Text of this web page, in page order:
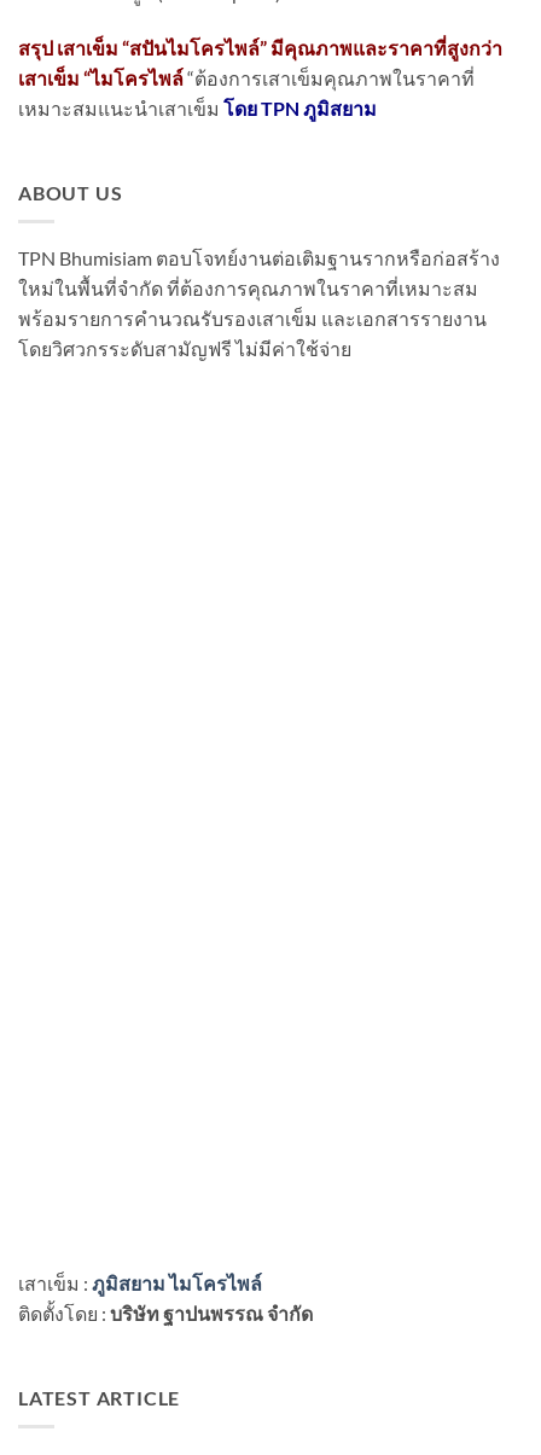
สรุป เสาเข็ม “สปันไมโครไพล์” มีคุณภาพและราคาที่สูงกว่า
เสาเข็ม “ไมโครไพล์“ต้องการเสาเข็มคุณภาพในราคาที่
เหมาะสมแนะนำเสาเข็ม โดย TPN ภูมิสยาม
ABOUT US
TPN Bhumisiam ตอบโจทย์งานต่อเติมฐานรากหรือก่อสร้าง
ใหม่ในพื้นที่จำกัด ที่ต้องการคุณภาพในราคาที่เหมาะสม
พร้อมรายการคำนวณรับรองเสาเข็ม และเอกสารรายงาน
โดยวิศวกรระดับสามัญฟรี ไม่มีค่าใช้จ่าย
เสาเข็ม : ภูมิสยาม ไมโครไพล์
ติดตั้งโดย : บริษัท ฐาปนพรรณ จำกัด
LATEST ARTICLE